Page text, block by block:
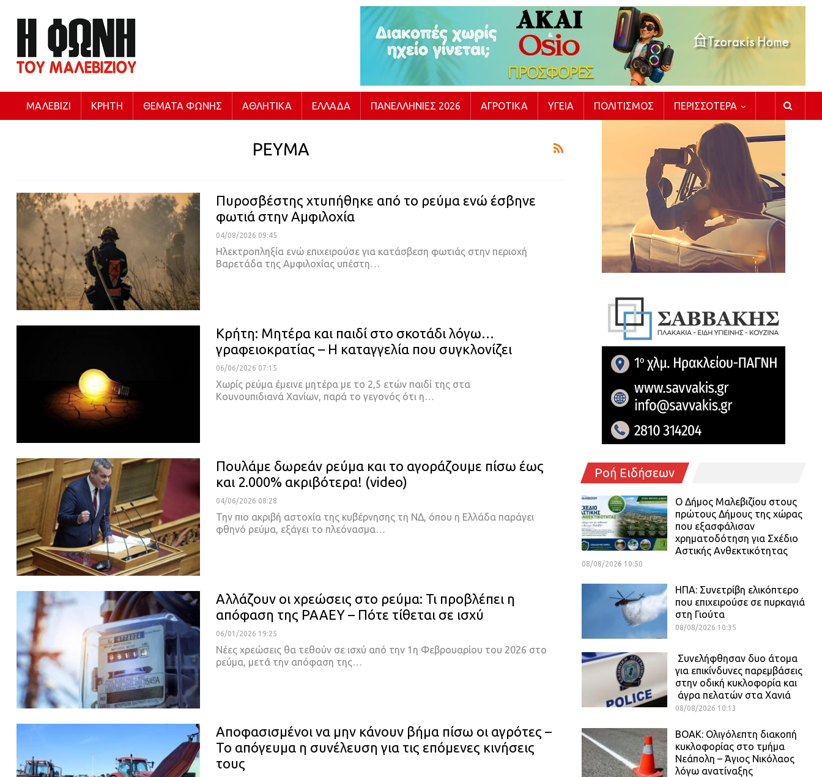
ΜΑΛΕΒΊΖΙ ΚΡΉΤΗ ΘΈΜΑΤΑ ΦΩΝΉΣ ΑΘΛΗΤΙΚΆ ΕΛΛΆΔΑ ΠΑΝΕΛΛΉΝΙΕΣ 2026 ΑΓΡΟΤΙΚΆ ΥΓΕΊΑ ΠΟΛΙΤΙΣΜΌΣ ΠΕΡΙΣΣΌΤΕΡΑ
ΡΕΥΜΑ
Πυροσβέστης χτυπήθηκε από το ρεύμα ενώ έσβηνε
φωτιά στην Αμφιλοχία
04/08/2026 09:45
Ηλεκτροπληξία ενώ επιχειρούσε για κατάσβεση φωτιάς στην περιοχή
Βαρετάδα της Αμφιλοχίας υπέστη…
Κρήτη: Μητέρα και παιδί στο σκοτάδι λόγω…
γραφειοκρατίας – Η καταγγελία που συγκλονίζει
06/06/2026 07:15
Χωρίς ρεύμα έμεινε μητέρα με το 2,5 ετών παιδί της στα
Κουνουπιδιανά Χανίων, παρά το γεγονός ότι η…
Πουλάμε δωρεάν ρεύμα και το αγοράζουμε πίσω έως
και 2.000% ακριβότερα! (video)
04/06/2026 08:28
Την πιο ακριβή αστοχία της κυβέρνησης τη ΝΔ, όπου η Ελλάδα παράγει
φθηνό ρεύμα, εξάγει το πλεόνασμα…
Αλλάζουν οι χρεώσεις στο ρεύμα: Τι προβλέπει η
απόφαση της ΡΑΑΕΥ – Πότε τίθεται σε ισχύ
06/01/2026 19:25
Νέες χρεώσεις θα τεθούν σε ισχύ από την 1η Φεβρουαρίου του 2026 στο
ρεύμα, μετά την απόφαση της…
Αποφασισμένοι να μην κάνουν βήμα πίσω οι αγρότες –
Το απόγευμα η συνέλευση για τις επόμενες κινήσεις
τους
Ροή Ειδήσεων
Ο Δήμος Μαλεβιζίου στους
πρώτους Δήμους της χώρας
που εξασφάλισαν
χρηματοδότηση για Σχέδιο
Αστικής Ανθεκτικότητας
08/08/2026 10:50
ΗΠΑ: Συνετρίβη ελικόπτερο
που επιχειρούσε σε πυρκαγιά
στη Γιούτα
08/08/2026 10:35
Συνελήφθησαν δυο άτομα
για επικίνδυνες παρεμβάσεις
στην οδική κυκλοφορία και
άγρα πελατών στα Χανιά
08/08/2026 10:13
ΒΟΑΚ: Ολιγόλεπτη διακοπή
κυκλοφορίας στο τμήμα
Νεάπολη – Άγιος Νικόλαος
λόγω ανατίναξης